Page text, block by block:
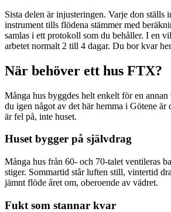
Sista delen är injusteringen. Varje don ställs
instrument tills flödena stämmer med
samlas i ett protokoll som du behåller. I en
arbetet normalt 2 till 4 dagar. Du bor kvar
När behöver ett hus FTX?
Många hus byggdes helt enkelt för en
du igen något av det här hemma i Götene är
är fel på, inte huset.
Huset bygger på självdrag
Många hus från 60- och 70-talet ventileras
stiger. Sommartid står luften still, vintertid
jämnt flöde året om, oberoende av vädret.
Fukt som stannar kvar